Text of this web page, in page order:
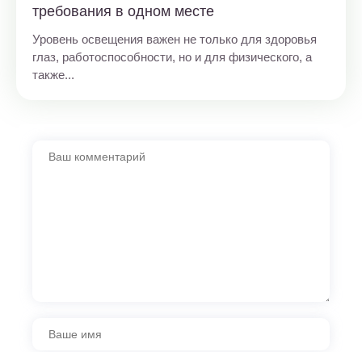
требования в одном месте
Уровень освещения важен не только для здоровья
глаз, работоспособности, но и для физического, а
также...